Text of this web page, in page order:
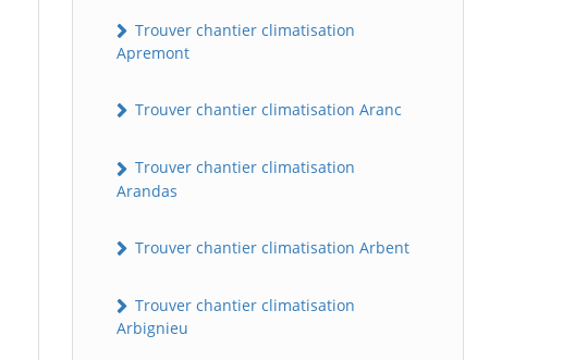
Trouver chantier climatisation
Apremont
Trouver chantier climatisation Aranc
Trouver chantier climatisation
Arandas
Trouver chantier climatisation Arbent
Trouver chantier climatisation
Arbignieu